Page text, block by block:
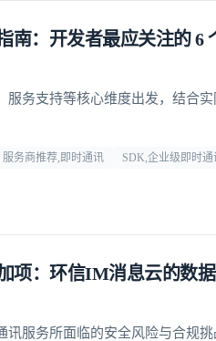
南：开发者最应关注的 6
服务支持等核心维度出发，结合
服务商推荐,即时通讯 SDK,企业级即时通
项：环信IM消息云的数
讯服务所面临的安全风险与合规